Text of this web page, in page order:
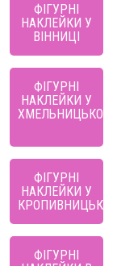
ФІГУРНІ
НАКЛЕЙКИ У
ВІННИЦІ
ФІГУРНІ
НАКЛЕЙКИ У
ХМЕЛЬНИЦЬКОМУ
ФІГУРНІ
НАКЛЕЙКИ У
КРОПИВНИЦЬКОМУ
ФІГУРНІ